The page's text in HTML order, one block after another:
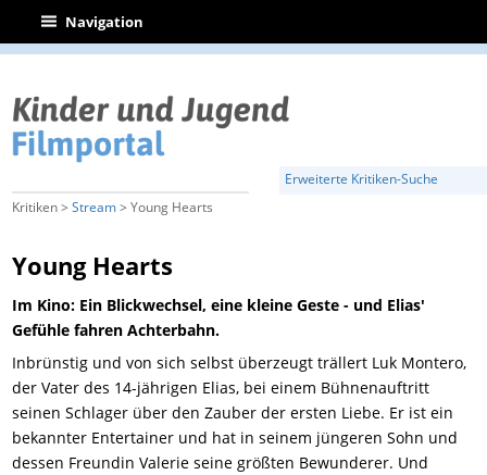
| Navigation
Erweiterte Kritiken-Suche
Kritiken >Stream> Young Hearts
Young Hearts
Im Kino: Ein Blickwechsel, eine kleine Geste - und Elias'
Gefühle fahren Achterbahn.
Inbrünstig und von sich selbst überzeugt trällert Luk Montero,
der Vater des 14-jährigen Elias, bei einem Bühnenauftritt
seinen Schlager über den Zauber der ersten Liebe. Er ist ein
bekannter Entertainer und hat in seinem jüngeren Sohn und
dessen Freundin Valerie seine größten Bewunderer. Und